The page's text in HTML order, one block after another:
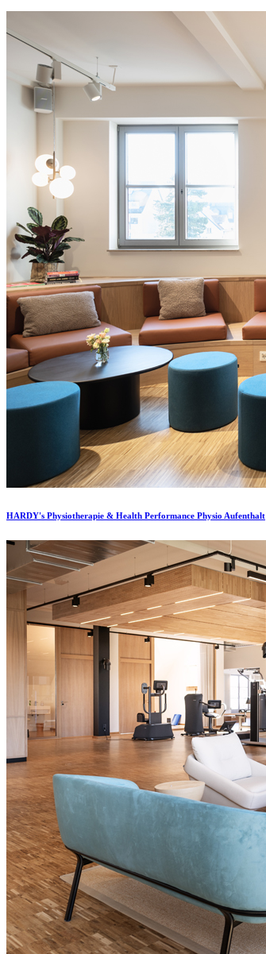
HARDY's Physiotherapie & Health Performance Physio Aufenthalt